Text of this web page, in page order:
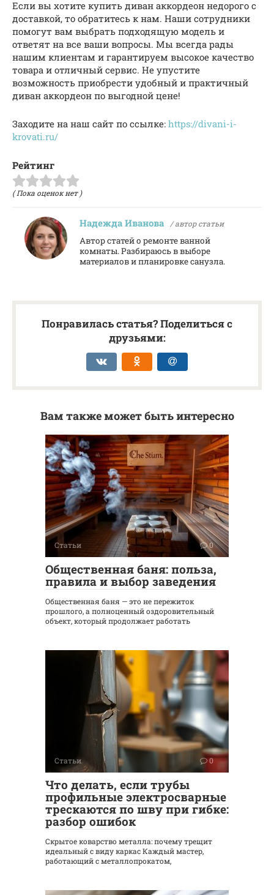
Если вы хотите купить диван аккордеон недорого с
доставкой, то обратитесь к нам. Наши сотрудники
помогут вам выбрать подходящую модель и
ответят на все ваши вопросы. Мы всегда рады
нашим клиентам и гарантируем высокое качество
товара и отличный сервис. Не упустите
возможность приобрести удобный и практичный
диван аккордеон по выгодной цене!
Заходите на наш сайт по ссылке: https://divani-i-
krovati.ru/
Рейтинг
( Пока оценок нет )
Надежда Иванова / автор статьи
Автор статей о ремонте ванной
комнаты. Разбираюсь в выборе
материалов и планировке санузла.
Понравилась статья? Поделиться с
друзьями:
Вам также может быть интересно
Статьи 0
Общественная баня: польза,
правила и выбор заведения
Общественная баня — это не пережиток
прошлого, а полноценный оздоровительный
объект, который продолжает работать
Статьи 0
Что делать, если трубы
профильные электросварные
трескаются по шву при гибке:
разбор ошибок
Скрытое коварство металла: почему трещит
идеальный с виду каркас Каждый мастер,
работающий с металлопрокатом,